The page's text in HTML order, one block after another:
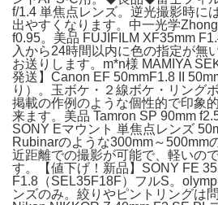
f/1.4 単焦点レンズ。逆光撮影時に
出やすくなります。中一光学
f0.95。美品 FUJIFILM XF35mm
入から24時間以内に色の指定が無
お送りします。m*n様 MAMIYA
発送】Canon EF 50mmF1.8 II
り）。玉ボケ・２線ボケ・リング
掲載の作例のような個性的で印象
来ます。美品 Tamron SP 90mm
SONY Eマウント 単焦点レンズ
Rubinarのような300mm～500mm
近距離での撮影が可能で、軽いの
す。【値下げ！新品】SONY FE
F1.8（SEL35F18F）フルS。
ンズのみ。絞りやピントリングは